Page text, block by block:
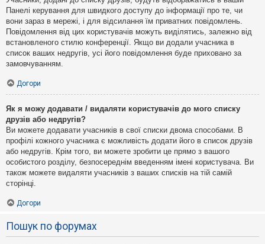
Панелі керування для швидкого доступу до інформації про те, чи
вони зараз в мережі, і для відсилання їм приватних повідомлень.
Повідомлення від цих користувачів можуть виділятись, залежно від
встановленого стилю конференції. Якщо ви додали учасника в
список ваших недругів, усі його повідомлення буде приховано за
замовчуванням.
Догори
Як я можу додавати / видаляти користувачів до мого списку
друзів або недругів?
Ви можете додавати учасників в свої списки двома способами. В
профілі кожного учасника є можливість додати його в список друзів
або недругів. Крім того, ви можете зробити це прямо з вашого
особистого розділу, безпосереднім введенням імені користувача. Ви
також можете видаляти учасників з ваших списків на тій самій
сторінці.
Догори
Пошук по форумах